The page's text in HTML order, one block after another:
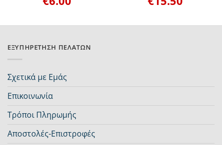
ΕΞΥΠΗΡΈΤΗΣΗ ΠΕΛΑΤΏΝ
Σχετικά με Εμάς
Επικοινωνία
Τρόποι Πληρωμής
Αποστολές-Επιστροφές